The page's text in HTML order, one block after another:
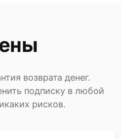
возврата денег.
подписку в любой
рисков.